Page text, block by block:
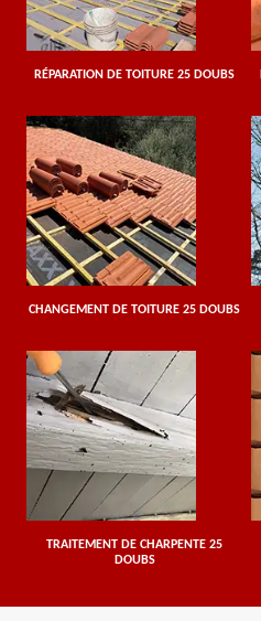
RÉPARATION DE TOITURE 25 DOUBS
CHANGEMENT DE TOITURE 25 DOUBS
TRAITEMENT DE CHARPENTE 25
DOUBS